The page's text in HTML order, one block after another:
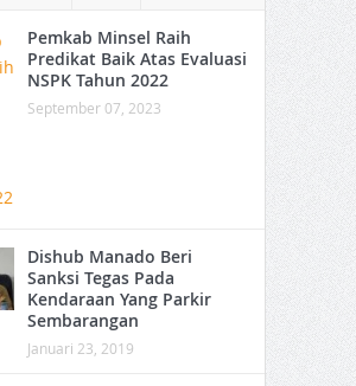
Pemkab Minsel Raih
Predikat Baik Atas Evaluasi
NSPK Tahun 2022
September 07, 2023
Dishub Manado Beri
Sanksi Tegas Pada
Kendaraan Yang Parkir
Sembarangan
Januari 23, 2019